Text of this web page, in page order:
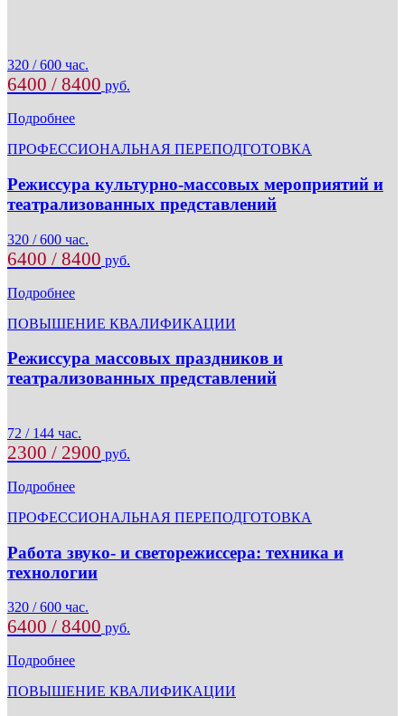
320 / 600 час.
6400 / 8400 руб.
Подробнее
ПРОФЕССИОНАЛЬНАЯ ПЕРЕПОДГОТОВКА
Режиссура культурно-массовых мероприятий и
театрализованных представлений
320 / 600 час.
6400 / 8400 руб.
Подробнее
ПОВЫШЕНИЕ КВАЛИФИКАЦИИ
Режиссура массовых праздников и
театрализованных представлений
72 / 144 час.
2300 / 2900 руб.
Подробнее
ПРОФЕССИОНАЛЬНАЯ ПЕРЕПОДГОТОВКА
Работа звуко- и светорежиссера: техника и
технологии
320 / 600 час.
6400 / 8400 руб.
Подробнее
ПОВЫШЕНИЕ КВАЛИФИКАЦИИ